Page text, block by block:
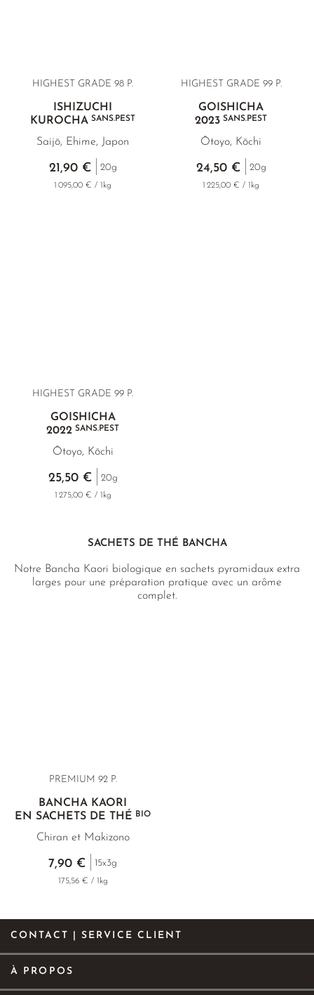
HIGHEST GRADE 98 P.
ISHIZUCHI
KUROCHASANS.PEST
Saijō, Ehime, Japon
21,90 € 20g
1 095,00 € / 1kg
HIGHEST GRADE 99 P.
GOISHICHA
2023SANS.PEST
Ōtoyo, Kōchi
24,50 € 20g
1 225,00 € / 1kg
HIGHEST GRADE 99 P.
GOISHICHA
2022SANS.PEST
Ōtoyo, Kōchi
25,50 € 20g
1 275,00 € / 1kg
SACHETS DE THÉ BANCHA
Notre Bancha Kaori biologique en sachets pyramidaux extra
larges pour une préparation pratique avec un arôme
complet.
PREMIUM 92 P.
BANCHA KAORI
EN SACHETS DE THÉ BIO
Chiran et Makizono
7,90 € 15x3g
175,56 € / 1kg
CONTACT | SERVICE CLIENT
À PROPOS